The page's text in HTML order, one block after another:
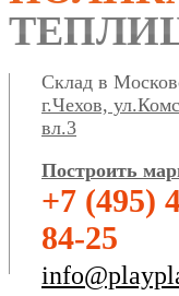
Склад в
г.Чехов,
вл.3
Построить
+7 (495)
84-25